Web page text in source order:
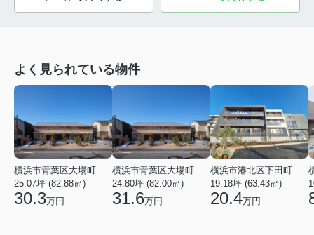
よく見られている物件
横浜市青葉区大場町
25.07坪 (82.88㎡)
30.3万円
横浜市青葉区大場町
24.80坪 (82.00㎡)
31.6万円
19.18坪 (63.43㎡)
20.4万円